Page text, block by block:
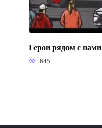
Герои рядом с нами
645